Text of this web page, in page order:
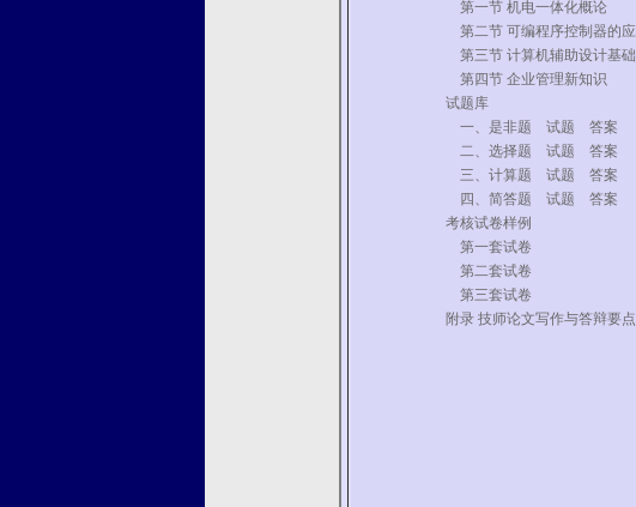
第一节 机电一体化概论
第二节 可编程序控制器的应
第三节 计算机辅助设计基础
第四节 企业管理新知识
试题库
一、是非题 试题 答案
二、选择题 试题 答案
三、计算题 试题 答案
四、简答题 试题 答案
考核试卷样例
第一套试卷
第二套试卷
第三套试卷
附录 技师论文写作与答辩要点